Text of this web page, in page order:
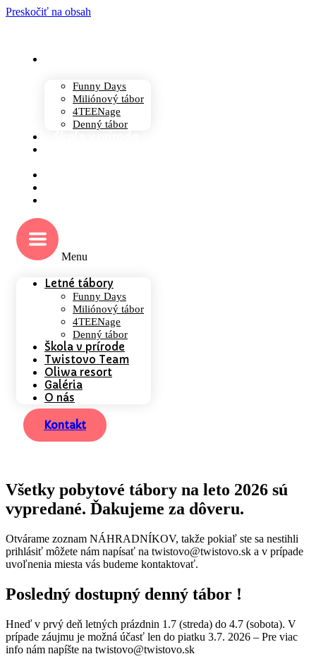
Preskočiť na obsah
Funny Days
Miliónový tábor
4TEENage
Denný tábor
Menu
Letné tábory
Funny Days
Miliónový tábor
4TEENage
Denný tábor
Škola v prírode
Twistovo Team
Oliwa resort
Galéria
O nás
Kontakt
Všetky pobytové tábory na leto 2026 sú
vypredané. Ďakujeme za dôveru.
Otvárame zoznam NÁHRADNÍKOV, takže pokiaľ ste sa nestihli
prihlásiť môžete nám napísať na twistovo@twistovo.sk a v prípade
uvoľnenia miesta vás budeme kontaktovať.
Posledný dostupný denný tábor !
Hneď v prvý deň letných prázdnin 1.7 (streda) do 4.7 (sobota). V
prípade záujmu je možná účasť len do piatku 3.7. 2026 – Pre viac
info nám napíšte na twistovo@twistovo.sk